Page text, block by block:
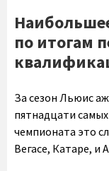
по итогам
За сезон Льюис
пятнадцати
чемпионата это
Вегасе, Катаре, и